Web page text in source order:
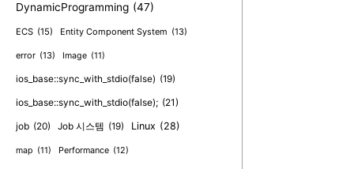
DynamicProgramming (47)
ECS (15) Entity Component System (13)
error (13) Image (11)
ios_base::sync_with_stdio(false) (19)
ios_base::sync_with_stdio(false); (21)
job (20) Job 시스템 (19) Linux (28)
map (11) Performance (12)